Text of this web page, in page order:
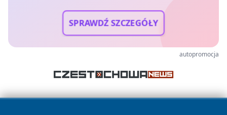
SPRAWDŹ SZCZEGÓŁY
autopromocja